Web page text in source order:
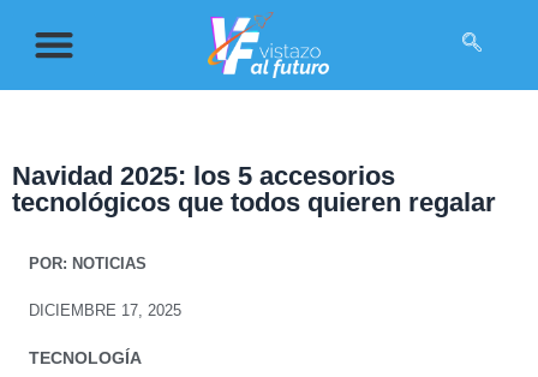
Navidad 2025: los 5 accesorios
tecnológicos que todos quieren regalar
POR: NOTICIAS
DICIEMBRE 17, 2025
TECNOLOGÍA